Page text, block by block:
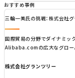
おすすめ事例
三輪一美氏の挑戦：株式会
国際貿易の分野でダイナミッ
Alibaba.comの広大なグロー
の中心的な存在へと成長した
株式会社グランツリー